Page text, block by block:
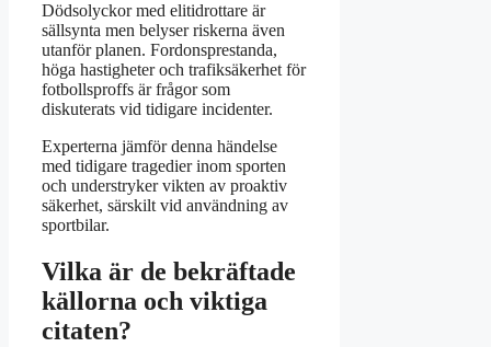
Dödsolyckor med elitidrottare är
sällsynta men belyser riskerna även
utanför planen. Fordonsprestanda,
höga hastigheter och trafiksäkerhet för
fotbollsproffs är frågor som
diskuterats vid tidigare incidenter.
Experterna jämför denna händelse
med tidigare tragedier inom sporten
och understryker vikten av proaktiv
säkerhet, särskilt vid användning av
sportbilar.
Vilka är de bekräftade
källorna och viktiga
citaten?